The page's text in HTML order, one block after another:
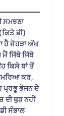
ਸਮਝਣਾ
ਭੀ)
ਹੈ ਜੇਹੜਾ ਅੱਖ
ਜਿੱਥੇ ਜਿੱਥੇ
ਕਿਸੇ ਥਾਂ ਤੋਂ
ਕਰ,
ਪ੍ਰਭੂ ਭੋਜਨ ਦੇ
ਦੀ ਥੁੜ ਨਹੀਂ
ਸੰਭਾਲ